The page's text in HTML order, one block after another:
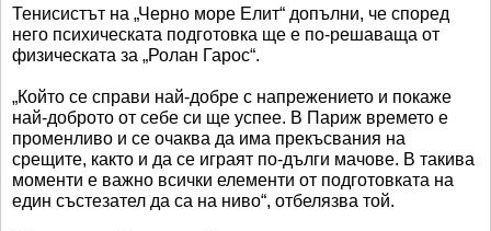
Тенисистът на „Черно море Елит“ допълни, че според
него психическата подготовка ще е по-решаваща от
физическата за „Ролан Гарос“.
„Който се справи най-добре с напрежението и покаже
най-доброто от себе си ще успее. В Париж времето е
променливо и се очаква да има прекъсвания на
срещите, както и да се играят по-дълги мачове. В такива
моменти е важно всички елементи от подготовката на
един състезател да са на ниво“, отбелязва той.